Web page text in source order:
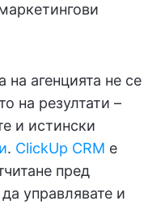
на агенцията не се
на резултати –
и истински
. ClickUp CRM е
пред
управлявате и